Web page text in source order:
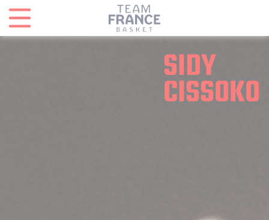
SIDY
CISSOKO
Panneau de gestion des cookies